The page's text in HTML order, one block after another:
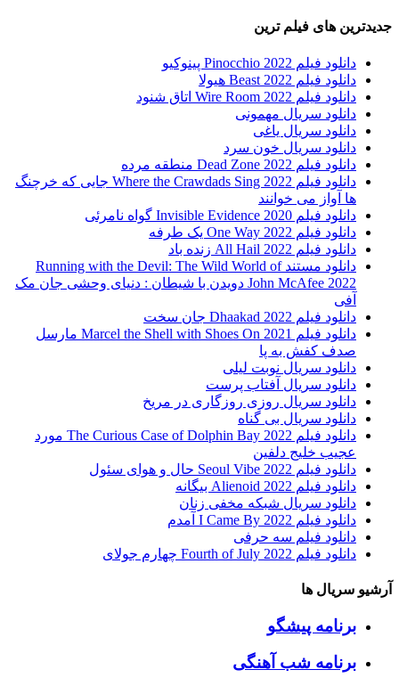
جدیدترین های فیلم ترین
دانلود فیلم Pinocchio 2022 پینوکیو
دانلود فیلم Beast 2022 هیولا
دانلود فیلم Wire Room 2022 اتاق شنود
دانلود سریال مهمونی
دانلود سریال یاغی
دانلود سریال خون سرد
دانلود فیلم 2022 Dead Zone منطقه مرده
دانلود فیلم Where the Crawdads Sing 2022 جایی که خرچنگ
ها آواز می خوانند
دانلود فیلم 2020 Invisible Evidence گواه نامرئی
دانلود فیلم One Way 2022 یک طرفه
دانلود فیلم All Hail 2022 زنده باد
دانلود مستند Running with the Devil: The Wild World of
John McAfee 2022 دویدن با شیطان : دنیای وحشی جان مک
آفی
دانلود فیلم Dhaakad 2022 جان سخت
دانلود فیلم Marcel the Shell with Shoes On 2021 مارسل
صدف کفش به پا
دانلود سریال نوبت لیلی
دانلود سریال آفتاب پرست
دانلود سریال روزی روزگاری در مریخ
دانلود سریال بی گناه
دانلود فیلم The Curious Case of Dolphin Bay 2022 مورد
عجیب خلیج دلفین
دانلود فیلم Seoul Vibe 2022 حال و هوای سئول
دانلود فیلم Alienoid 2022 بیگانه
دانلود سریال شبکه مخفی زنان
دانلود فیلم I Came By 2022 آمدم
دانلود فیلم سه حرفی
دانلود فیلم Fourth of July 2022 چهارم جولای
آرشیو سریال ها
برنامه پیشگو
برنامه شب آهنگی